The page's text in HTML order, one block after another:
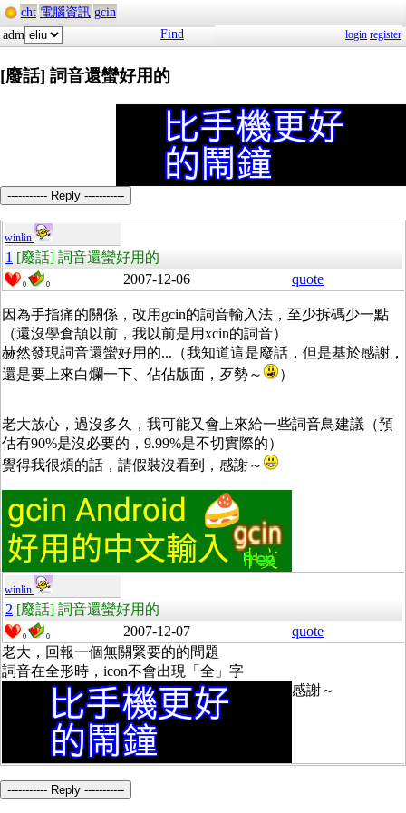
cht 電腦資訊 gcin
adm
Find login register
[廢話] 詞音還蠻好用的
----------- Reply -----------
winlin
1 [廢話] 詞音還蠻好用的
0 0 2007-12-06 quote
因為手指痛的關係，改用gcin的詞音輸入法，至少拆碼少一點
（還沒學倉頡以前，我以前是用xcin的詞音）
赫然發現詞音還蠻好用的...（我知道這是廢話，但是基於感謝，
還是要上來白爛一下、佔佔版面，歹勢～
）
老大放心，過沒多久，我可能又會上來給一些詞音鳥建議（預
估有90%是沒必要的，9.99%是不切實際的）
覺得我很煩的話，請假裝沒看到，感謝～
winlin
2 [廢話] 詞音還蠻好用的
0 0 2007-12-07
quote
老大，回報一個無關緊要的的問題
詞音在全形時，icon不會出現「全」字
感謝～
----------- Reply -----------